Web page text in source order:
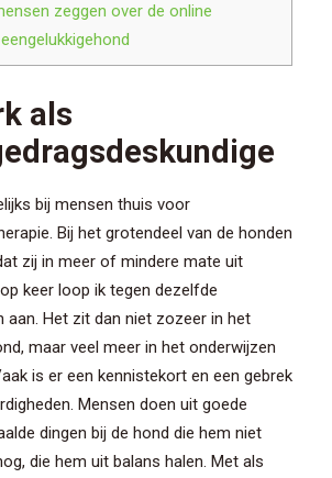
zeggen over de online
als
bij mensen thuis voor
Bij het grotendeel van de honden
zij in meer of mindere mate uit
keer loop ik tegen dezelfde
aan. Het zit dan niet zozeer in het
maar veel meer in het onderwijzen
is er een kennistekort en een gebrek
Mensen doen uit goede
dingen bij de hond die hem niet
die hem uit balans halen. Met als